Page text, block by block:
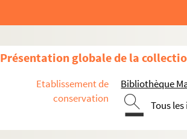
Présentation globale de la
Etablissement de
conservation
Bibliothèque
Tous
Ms 1601-46. Lettre datée du
Ms 1601-48. Lettre datée du
Ms 1601-49. Lettre datée du